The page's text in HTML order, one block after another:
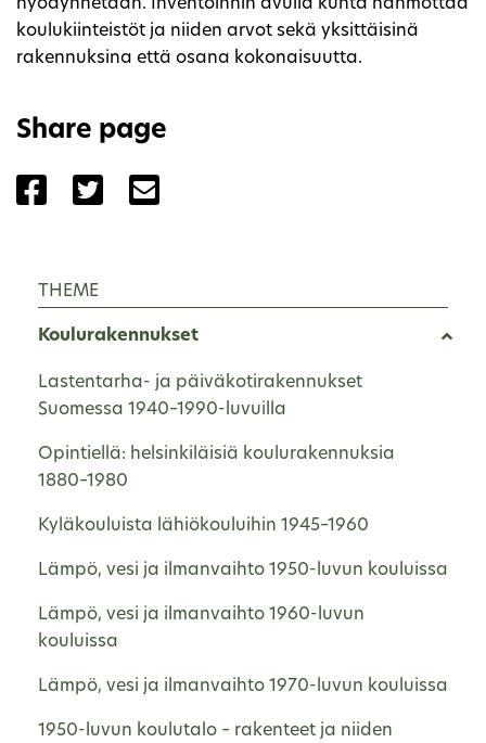
hyödynnetään. Inventoinnin avulla kunta hahmottaa
koulukiinteistöt ja niiden arvot sekä yksittäisinä
rakennuksina että osana kokonaisuutta.
Share page
Share the page with Facebook
Share the page with Twitter
Share the page with Email
THEME
Koulurakennukset
Lastentarha- ja päiväkotirakennukset
Suomessa 1940–1990-luvuilla
Opintiellä: helsinkiläisiä koulurakennuksia
1880–1980
Kyläkouluista lähiökouluihin 1945–1960
Lämpö, vesi ja ilmanvaihto 1950-luvun kouluissa
Lämpö, vesi ja ilmanvaihto 1960-luvun
kouluissa
Lämpö, vesi ja ilmanvaihto 1970-luvun kouluissa
1950-luvun koulutalo – rakenteet ja niiden